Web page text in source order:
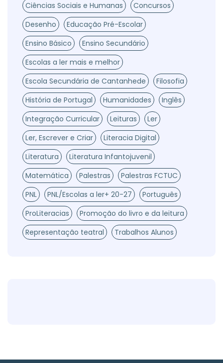
Ciências Sociais e Humanas
Concursos
Desenho
Educação Pré-Escolar
Ensino Básico
Ensino Secundário
Escolas a ler mais e melhor
Escola Secundária de Cantanhede
Filosofia
História de Portugal
Humanidades
Inglês
Integração Curricular
Leituras
Ler
Ler, Escrever e Criar
Literacia Digital
Literatura
Literatura Infantojuvenil
Matemática
Palestras
Palestras FCTUC
PNL
PNL/Escolas a ler+ 20-27
Português
ProLiteracias
Promoção do livro e da leitura
Representação teatral
Trabalhos Alunos